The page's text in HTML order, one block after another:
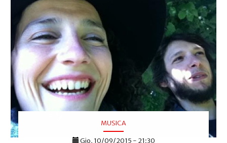
MUSICA
Gio, 10/09/2015 - 21:30